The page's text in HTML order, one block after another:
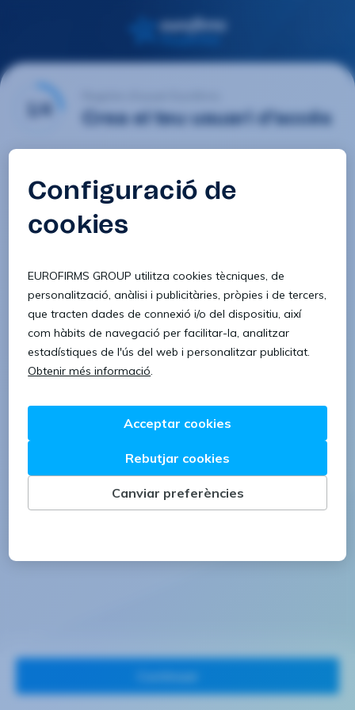
1/4 Crea el teu usuari d'accés
Contrasenya
Confirmar contrasenya
8 caràcters 1 lletra minúscula
1 lletra majúscula 1 número